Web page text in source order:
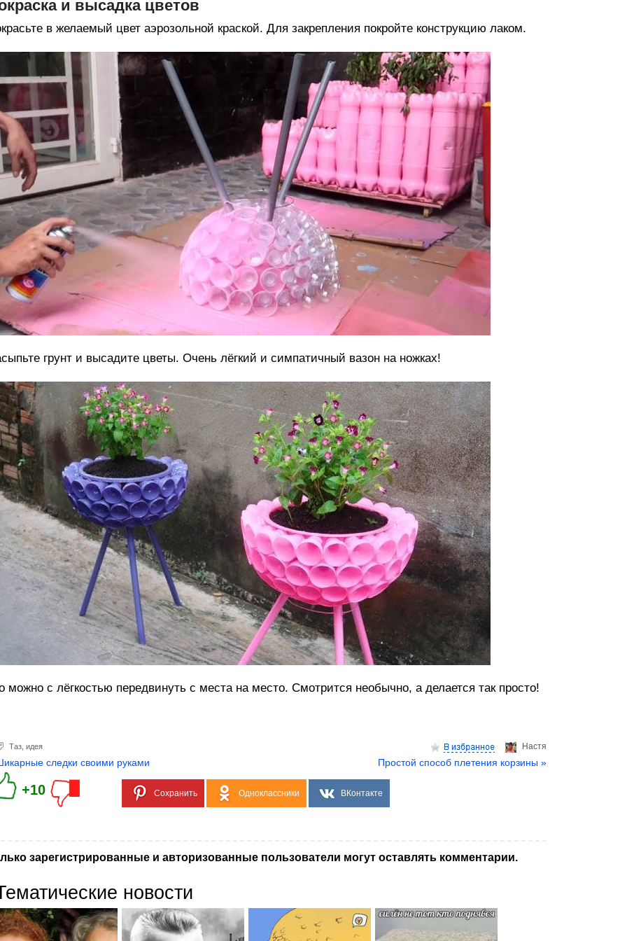
и высадка цветов
в желаемый цвет аэрозольной краской. Для закрепления покройте конструкцию лаком.
грунт и высадите цветы. Очень лёгкий и симпатичный вазон на ножках!
можно с лёгкостью передвинуть с места на место. Смотрится необычно, а делается так просто!
Настя
Таз идея
следки своими руками Простой способ плетения корзины »
+10 Сохранить Одноклассники ВКонтакте
зарегистрированные и авторизованные пользователи могут оставлять комментарии.
новости